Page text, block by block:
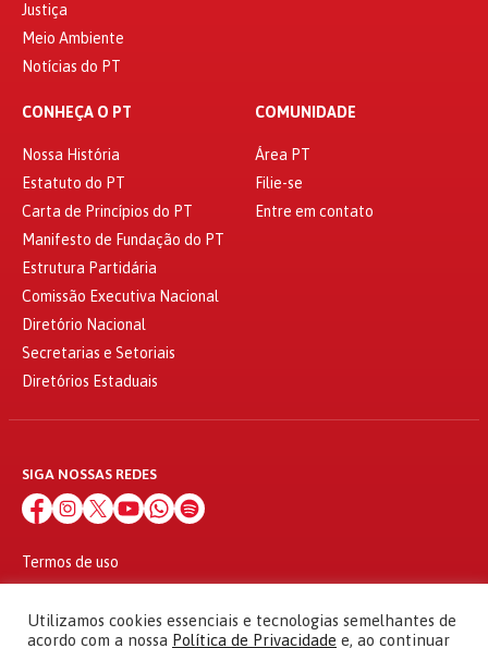
Justiça
Meio Ambiente
Notícias do PT
CONHEÇA O PT
Nossa História
Estatuto do PT
Carta de Princípios do PT
Manifesto de Fundação do PT
Estrutura Partidária
Comissão Executiva Nacional
Diretório Nacional
Secretarias e Setoriais
Diretórios Estaduais
COMUNIDADE
Área PT
Filie-se
Entre em contato
SIGA NOSSAS REDES
Termos de uso
© 2010 - 2026
Partido dos Trabalhadores Todos os direitos reservados
Utilizamos cookies essenciais e tecnologias semelhantes de
acordo com a nossa Política de Privacidade e, ao continuar